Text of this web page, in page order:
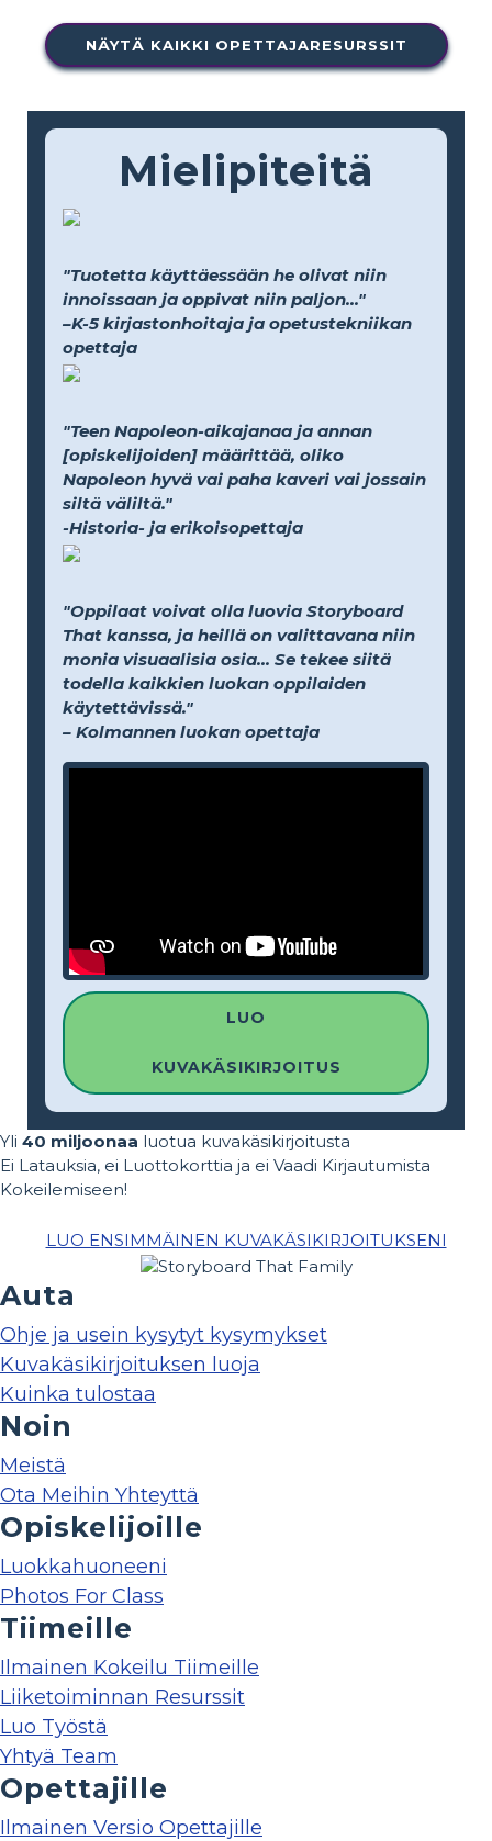
NÄYTÄ KAIKKI OPETTAJARESURSSIT
Mielipiteitä
"Tuotetta käyttäessään he olivat niin
innoissaan ja oppivat niin paljon..."
–K-5 kirjastonhoitaja ja opetustekniikan
opettaja
"Teen Napoleon-aikajanaa ja annan
[opiskelijoiden] määrittää, oliko
Napoleon hyvä vai paha kaveri vai jossain
siltä väliltä."
-Historia- ja erikoisopettaja
"Oppilaat voivat olla luovia Storyboard
That kanssa, ja heillä on valittavana niin
monia visuaalisia osia... Se tekee siitä
todella kaikkien luokan oppilaiden
käytettävissä."
– Kolmannen luokan opettaja
LUO
KUVAKÄSIKIRJOITUS
Yli 40 miljoonaa luotua kuvakäsikirjoitusta
Ei Latauksia, ei Luottokorttia ja ei Vaadi Kirjautumista
Kokeilemiseen!
LUO ENSIMMÄINEN KUVAKÄSIKIRJOITUKSENI
Auta
Ohje ja usein kysytyt kysymykset
Kuvakäsikirjoituksen luoja
Kuinka tulostaa
Noin
Meistä
Ota Meihin Yhteyttä
Opiskelijoille
Luokkahuoneeni
Photos For Class
Tiimeille
Ilmainen Kokeilu Tiimeille
Liiketoiminnan Resurssit
Luo Työstä
Yhtyä Team
Opettajille
Ilmainen Versio Opettajille